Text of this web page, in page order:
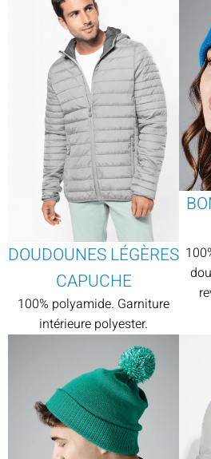
DOUDOUNES LÉGÈRES
CAPUCHE
100% polyamide. Garniture
intérieure polyester.